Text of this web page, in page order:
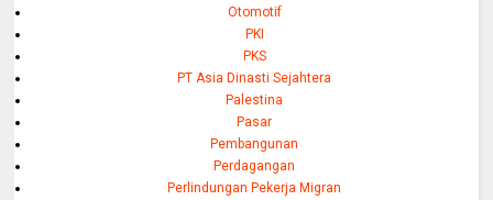
Otomotif
PKI
PKS
PT Asia Dinasti Sejahtera
Palestina
Pasar
Pembangunan
Perdagangan
Perlindungan Pekerja Migran